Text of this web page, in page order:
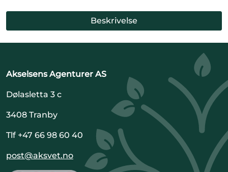
Beskrivelse
Akselsens Agenturer AS
Dølasletta 3 c
3408 Tranby
Tlf +47 66 98 60 40
post@aksvet.no